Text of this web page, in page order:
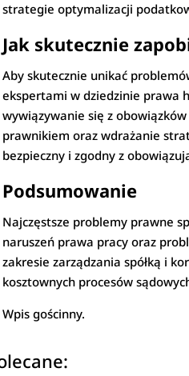
strategie optymalizacji
Jak skutecznie
Aby skutecznie unikać
ekspertami w dziedzinie prawa
wywiązywanie się z
prawnikiem oraz wdrażanie
bezpieczny i zgodny z
Podsumowanie
Najczęstsze problemy prawne
naruszeń prawa pracy oraz
zakresie zarządzania spółką i
kosztownych procesów
Wpis gościnny.